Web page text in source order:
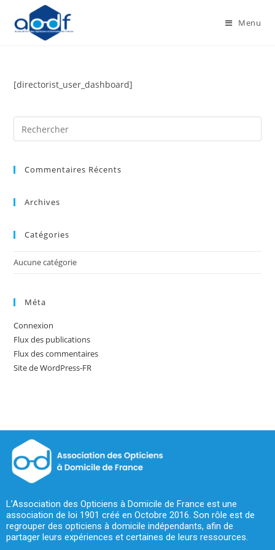
Menu
[directorist_user_dashboard]
Commentaires Récents
Archives
Catégories
Aucune catégorie
Méta
Connexion
Flux des publications
Flux des commentaires
Site de WordPress-FR
L’Association des Opticiens à Domicile de France est une
association de loi 1901 créé en Octobre 2016. Son rôle est de
regrouper des opticiens à domicile indépendants, afin de
partager leurs expériences et certaines de leurs ressources.